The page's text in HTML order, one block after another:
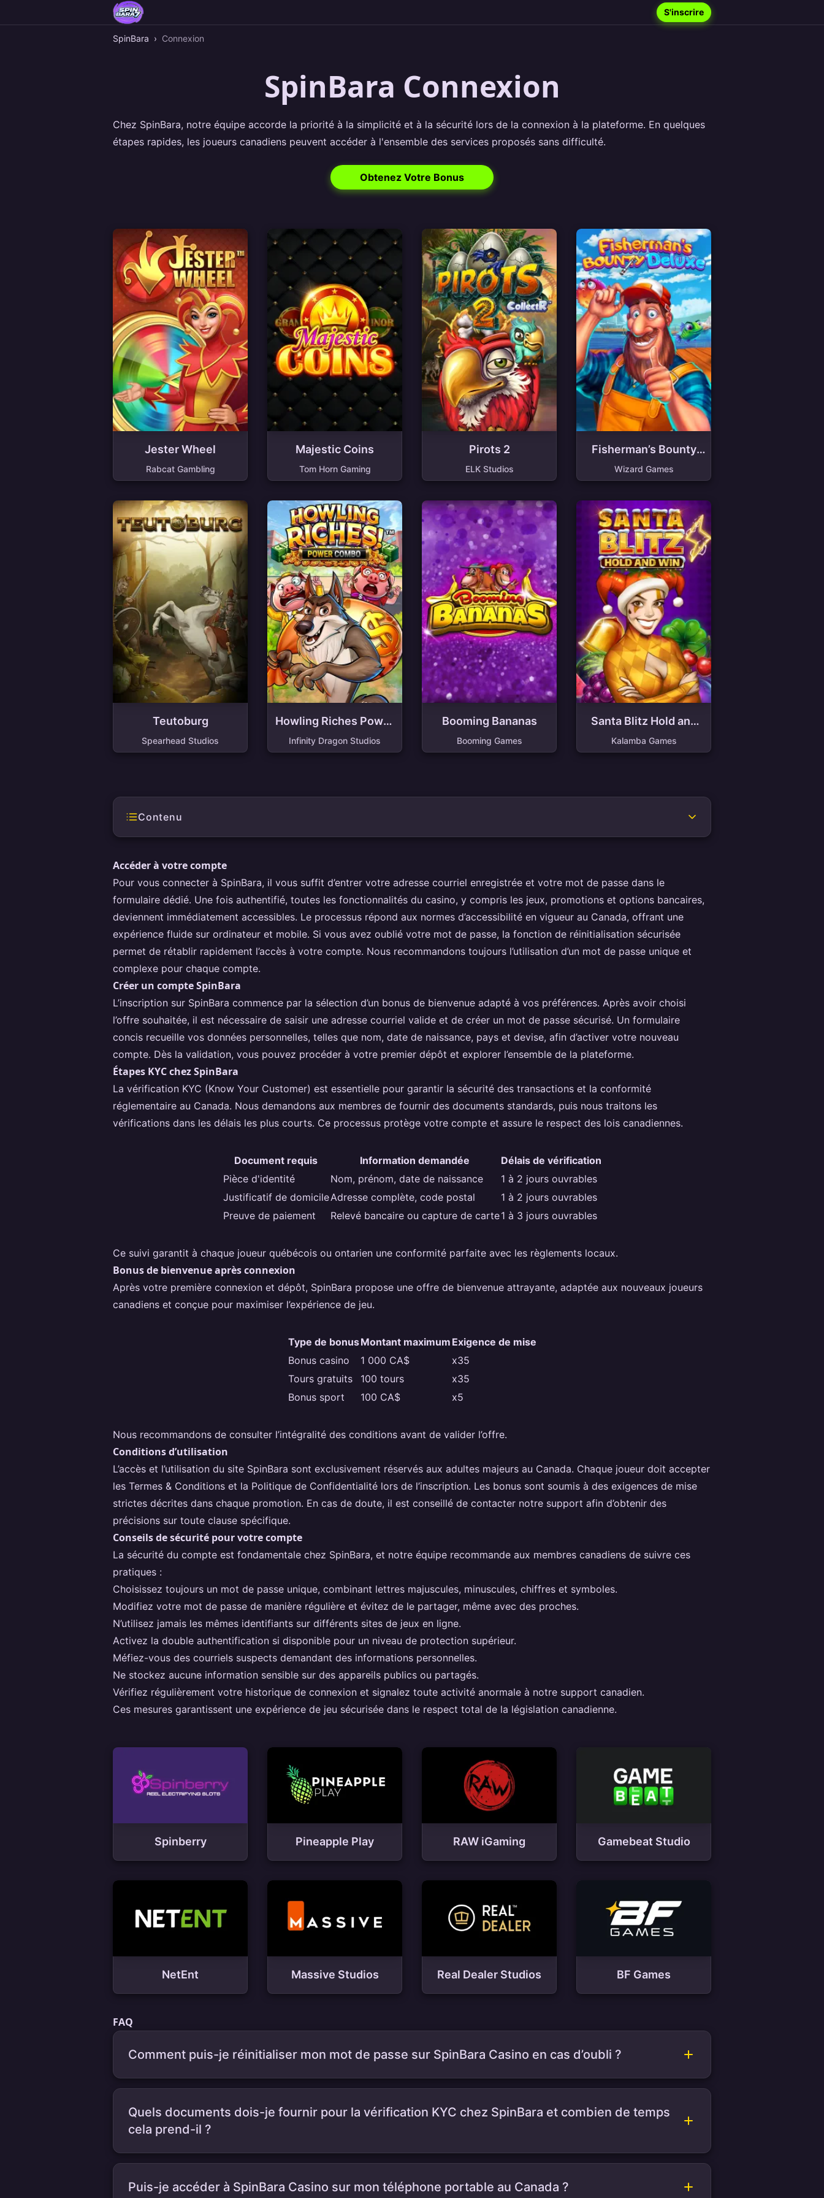
S'inscrire
SpinBara › Connexion
SpinBara Connexion
Chez SpinBara, notre équipe accorde la priorité à la simplicité et à la sécurité lors de la connexion à la plateforme. En quelques
étapes rapides, les joueurs canadiens peuvent accéder à l'ensemble des services proposés sans difficulté.
Obtenez Votre Bonus
Jester Wheel
Rabcat Gambling
Majestic Coins
Tom Horn Gaming
Pirots 2
ELK Studios
Fisherman’s Bounty
Deluxe
Wizard Games
Teutoburg
Spearhead Studios
Howling Riches Power
Combo
Infinity Dragon Studios
Booming Bananas
Booming Games
Santa Blitz Hold and
Win
Kalamba Games
Contenu
Accéder à votre compte
Pour vous connecter à SpinBara, il vous suffit d’entrer votre adresse courriel enregistrée et votre mot de passe dans le
formulaire dédié. Une fois authentifié, toutes les fonctionnalités du casino, y compris les jeux, promotions et options bancaires,
deviennent immédiatement accessibles. Le processus répond aux normes d’accessibilité en vigueur au Canada, offrant une
expérience fluide sur ordinateur et mobile. Si vous avez oublié votre mot de passe, la fonction de réinitialisation sécurisée
permet de rétablir rapidement l’accès à votre compte. Nous recommandons toujours l’utilisation d’un mot de passe unique et
complexe pour chaque compte.
Créer un compte SpinBara
L’inscription sur SpinBara commence par la sélection d’un bonus de bienvenue adapté à vos préférences. Après avoir choisi
l’offre souhaitée, il est nécessaire de saisir une adresse courriel valide et de créer un mot de passe sécurisé. Un formulaire
concis recueille vos données personnelles, telles que nom, date de naissance, pays et devise, afin d’activer votre nouveau
compte. Dès la validation, vous pouvez procéder à votre premier dépôt et explorer l’ensemble de la plateforme.
Étapes KYC chez SpinBara
La vérification KYC (Know Your Customer) est essentielle pour garantir la sécurité des transactions et la conformité
réglementaire au Canada. Nous demandons aux membres de fournir des documents standards, puis nous traitons les
vérifications dans les délais les plus courts. Ce processus protège votre compte et assure le respect des lois canadiennes.
Document requis Information demandée
Délais de vérification
Pièce d'identité
Nom, prénom, date de naissance
1 à 2 jours ouvrables
Justificatif de domicileAdresse complète, code postal
1 à 2 jours ouvrables
Preuve de paiement
Relevé bancaire ou capture de carte1 à 3 jours ouvrables
Ce suivi garantit à chaque joueur québécois ou ontarien une conformité parfaite avec les règlements locaux.
Bonus de bienvenue après connexion
Après votre première connexion et dépôt, SpinBara propose une offre de bienvenue attrayante, adaptée aux nouveaux joueurs
canadiens et conçue pour maximiser l’expérience de jeu.
Type de bonusMontant maximum Exigence de mise
Bonus casino
1 000 CA$
x35
Tours gratuits
100 tours
x35
Bonus sport
100 CA$ x5
Nous recommandons de consulter l’intégralité des conditions avant de valider l’offre.
Conditions d’utilisation
L’accès et l’utilisation du site SpinBara sont exclusivement réservés aux adultes majeurs au Canada. Chaque joueur doit accepter
les Termes & Conditions et la Politique de Confidentialité lors de l’inscription. Les bonus sont soumis à des exigences de mise
strictes décrites dans chaque promotion. En cas de doute, il est conseillé de contacter notre support afin d’obtenir des
précisions sur toute clause spécifique.
Conseils de sécurité pour votre compte
La sécurité du compte est fondamentale chez SpinBara, et notre équipe recommande aux membres canadiens de suivre ces
pratiques :
Choisissez toujours un mot de passe unique, combinant lettres majuscules, minuscules, chiffres et symboles.
Modifiez votre mot de passe de manière régulière et évitez de le partager, même avec des proches.
N’utilisez jamais les mêmes identifiants sur différents sites de jeux en ligne.
Activez la double authentification si disponible pour un niveau de protection supérieur.
Méfiez-vous des courriels suspects demandant des informations personnelles.
Ne stockez aucune information sensible sur des appareils publics ou partagés.
Vérifiez régulièrement votre historique de connexion et signalez toute activité anormale à notre support canadien.
Ces mesures garantissent une expérience de jeu sécurisée dans le respect total de la législation canadienne.
Spinberry Pineapple Play RAW iGaming Gamebeat Studio
NetEnt Massive Studios Real Dealer Studios BF Games
FAQ
Comment puis-je réinitialiser mon mot de passe sur SpinBara Casino en cas d’oubli ?
Quels documents dois-je fournir pour la vérification KYC chez SpinBara et combien de temps
cela prend-il ?
Puis-je accéder à SpinBara Casino sur mon téléphone portable au Canada ?